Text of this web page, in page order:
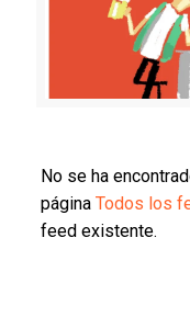
No se ha
página Todos los
feed existente.